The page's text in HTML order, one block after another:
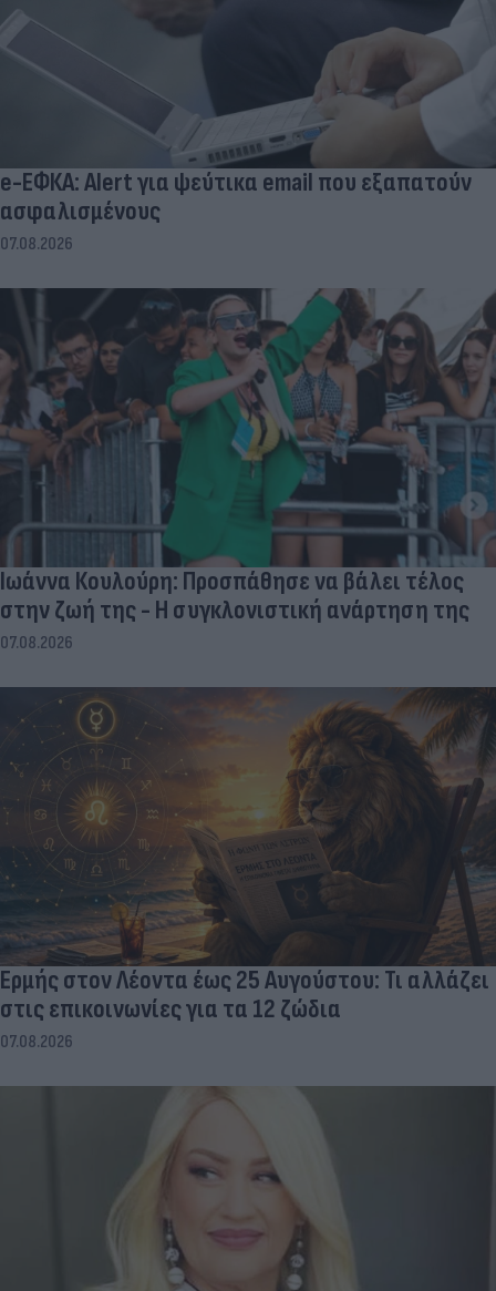
e-ΕΦΚΑ: Alert για ψεύτικα email που εξαπατούν
ασφαλισμένους
07.08.2026
Ιωάννα Κουλούρη: Προσπάθησε να βάλει τέλος
στην ζωή της - Η συγκλονιστική ανάρτηση της
07.08.2026
Ερμής στον Λέοντα έως 25 Αυγούστου: Τι αλλάζει
στις επικοινωνίες για τα 12 ζώδια
07.08.2026